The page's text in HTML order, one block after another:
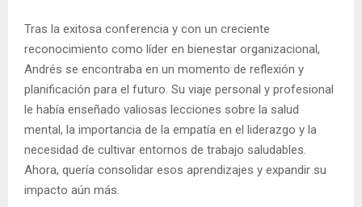
Tras la exitosa conferencia y con un creciente
reconocimiento como líder en bienestar organizacional,
Andrés se encontraba en un momento de reflexión y
planificación para el futuro. Su viaje personal y profesional
le había enseñado valiosas lecciones sobre la salud
mental, la importancia de la empatía en el liderazgo y la
necesidad de cultivar entornos de trabajo saludables.
Ahora, quería consolidar esos aprendizajes y expandir su
impacto aún más.